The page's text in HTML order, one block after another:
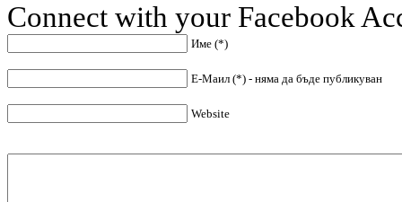
Connect with your Facebook
Име (*)
Е-Маил (*) - няма да бъде публикуван
Website